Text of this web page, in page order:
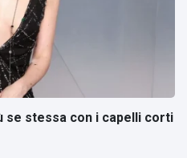
se stessa con i capelli corti